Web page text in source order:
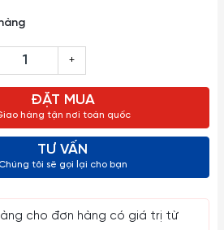
+
ĐẶT MUA
hàng tận nơi toàn quốc
TƯ VẤN
Chúng tôi sẽ gọi lại cho bạn
cho đơn hàng có giá trị từ